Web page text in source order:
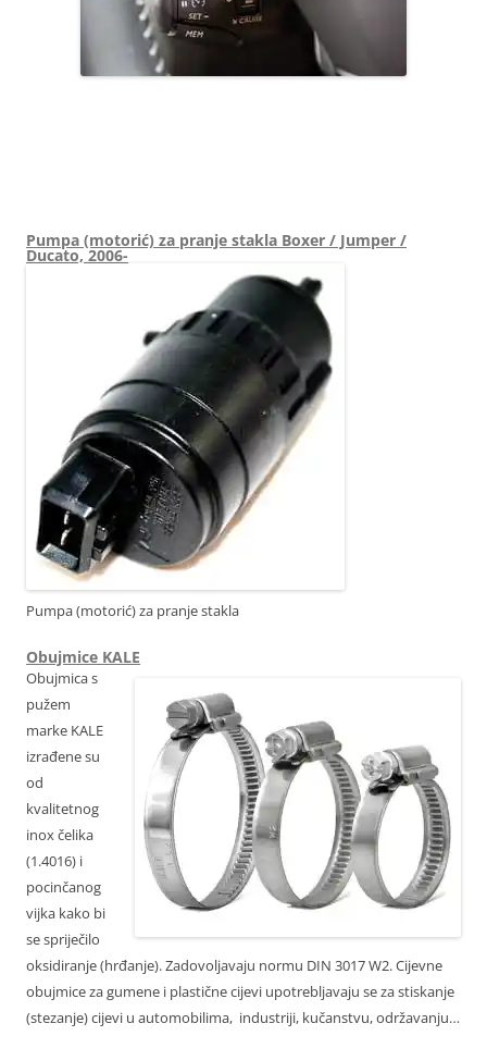
Pumpa (motorić) za pranje stakla Boxer / Jumper /
Ducato, 2006-
Pumpa (motorić) za pranje stakla
Obujmice KALE
Obujmica s
pužem
marke KALE
izrađene su
od
kvalitetnog
inox čelika
(1.4016) i
pocinčanog
vijka kako bi
se spriječilo
oksidiranje (hrđanje). Zadovoljavaju normu DIN 3017 W2. Cijevne
obujmice za gumene i plastične cijevi upotrebljavaju se za stiskanje
(stezanje) cijevi u automobilima, industriji, kučanstvu, održavanju…